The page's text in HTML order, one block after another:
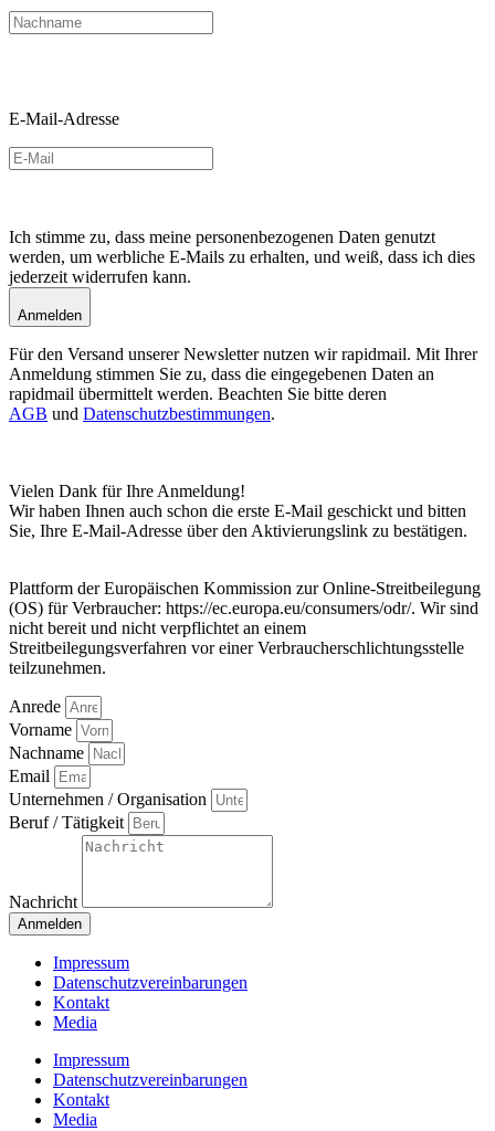
E-Mail-Adresse
Ich stimme zu, dass meine personenbezogenen Daten genutzt
werden, um werbliche E-Mails zu erhalten, und weiß, dass ich dies
jederzeit widerrufen kann.
Anmelden
Für den Versand unserer Newsletter nutzen wir rapidmail. Mit Ihrer
Anmeldung stimmen Sie zu, dass die eingegebenen Daten an
rapidmail übermittelt werden. Beachten Sie bitte deren
AGB und Datenschutzbestimmungen.
Vielen Dank für Ihre Anmeldung!
Wir haben Ihnen auch schon die erste E-Mail geschickt und bitten
Sie, Ihre E-Mail-Adresse über den Aktivierungslink zu bestätigen.
Plattform der Europäischen Kommission zur Online-Streitbeilegung
(OS) für Verbraucher: https://ec.europa.eu/consumers/odr/. Wir sind
nicht bereit und nicht verpflichtet an einem
Streitbeilegungsverfahren vor einer Verbraucherschlichtungsstelle
teilzunehmen.
Anrede
Vorname
Nachname
Email
Unternehmen / Organisation
Beruf / Tätigkeit
Nachricht
Anmelden
Impressum
Datenschutzvereinbarungen
Kontakt
Media
Impressum
Datenschutzvereinbarungen
Kontakt
Media